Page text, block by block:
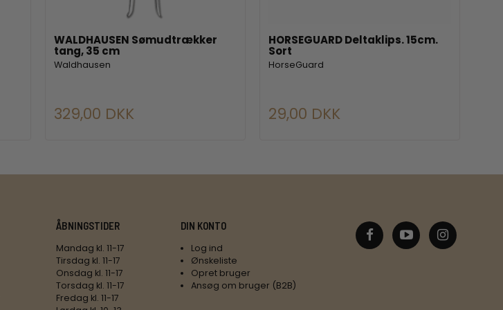
WALDHAUSEN Sømudtrækker
tang, 35 cm
Waldhausen
329,00 DKK
HORSEGUARD Deltaklips. 15cm.
Sort
HorseGuard
29,00 DKK
ÅBNINGSTIDER
Mandag kl. 11-17
Tirsdag kl. 11-17
Onsdag kl. 11-17
Torsdag kl. 11-17
Fredag kl. 11-17
DIN KONTO
Log ind
Ønskeliste
Opret bruger
Ansøg om bruger (B2B)